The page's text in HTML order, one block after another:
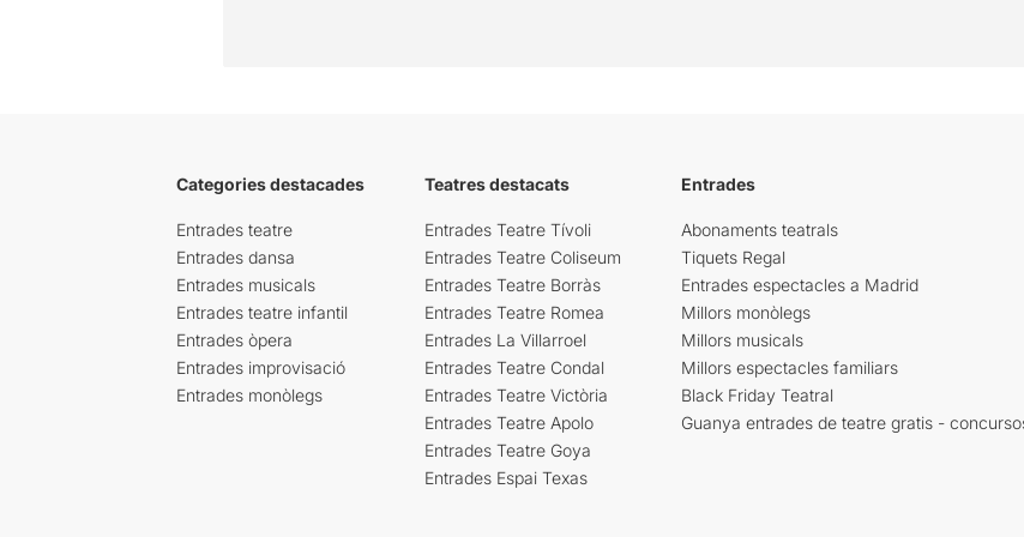
Categories destacades
Entrades teatre
Entrades dansa
Entrades musicals
Entrades teatre infantil
Entrades òpera
Entrades improvisació
Entrades monòlegs
Teatres destacats
Entrades Teatre Tívoli
Entrades Teatre Coliseum
Entrades Teatre Borràs
Entrades Teatre Romea
Entrades La Villarroel
Entrades Teatre Condal
Entrades Teatre Victòria
Entrades Teatre Apolo
Entrades Teatre Goya
Entrades Espai Texas
Entrades
Abonaments teatrals
Tiquets Regal
Entrades espectacles a Madrid
Millors monòlegs
Millors musicals
Millors espectacles familiars
Black Friday Teatral
Guanya entrades de teatre gratis -